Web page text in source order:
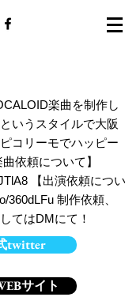
楽曲を制作し
いうスタイルで大阪
コリーモでハッピー
依頼について】
【出演依頼につい
360dLFu 制作依頼、
てはDMにて！
twitter
サイト